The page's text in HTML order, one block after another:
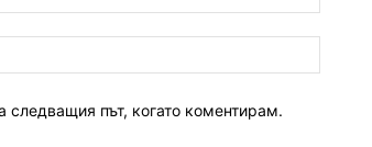
следващия път, когато коментирам.